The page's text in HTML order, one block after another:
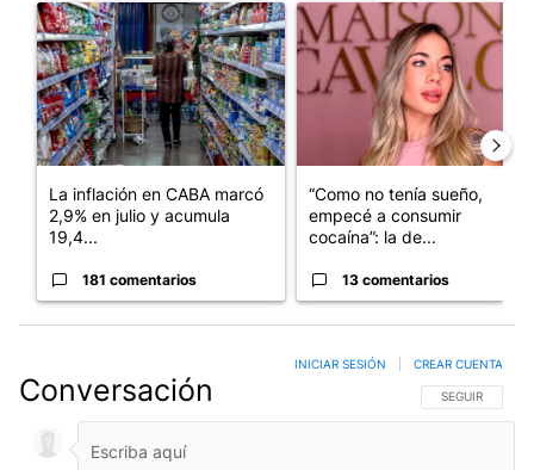
Un artículo de tendencia con el título "La inflación en CABA
La inflación en CABA marcó
2,9% en julio y acumula
19,4...
181 comentarios
Un artículo de tendencia con
“Como no tenía sueño,
empecé a consumir
cocaína”: la de...
13 comentarios
Conversación SIGA ESTA
SEGUIR
INICIAR SESIÓN CREAR CUENTA